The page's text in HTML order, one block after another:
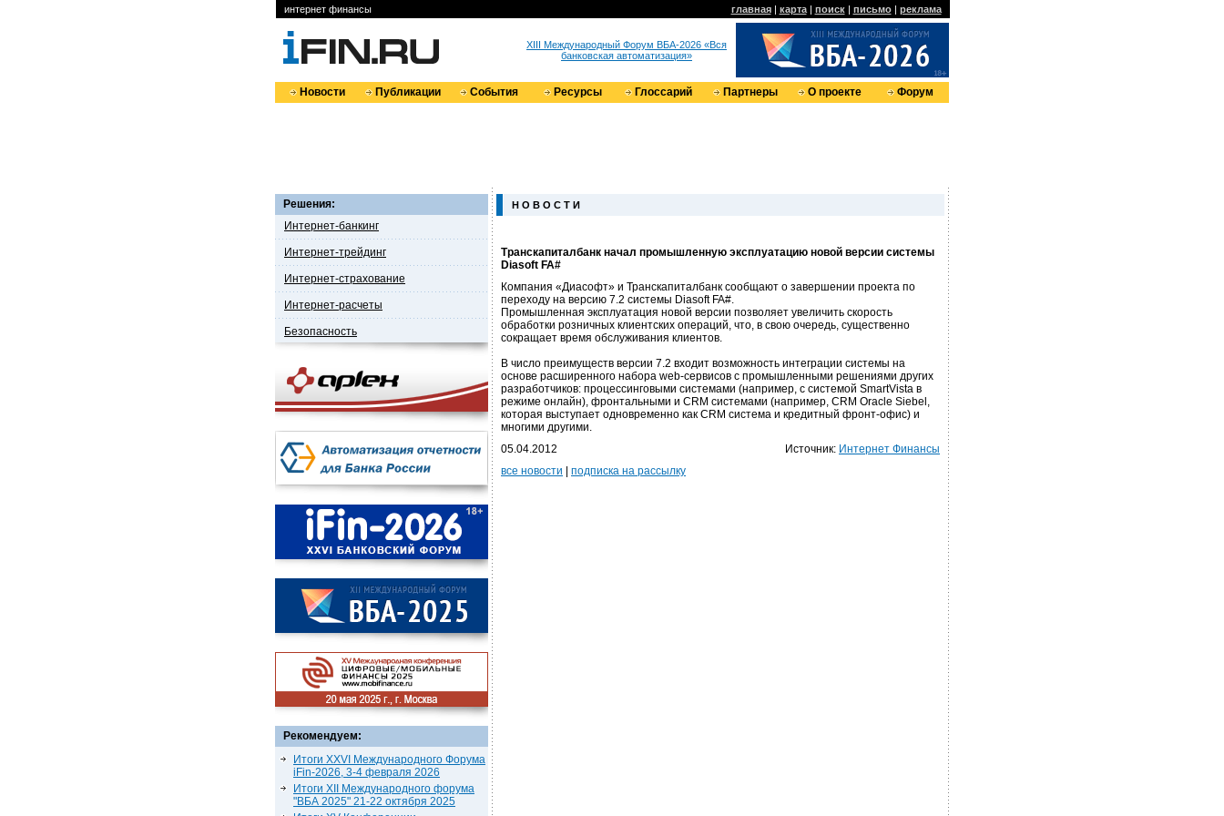
интернет финансы главная| карта| поиск| письмо| реклама
XIII Международный Форум ВБА-2026 «Вся
банковская автоматизация»
Новости Публикации События Ресурсы Глоссарий Партнеры О проекте Форум
Решения:
Интернет-банкинг
Интернет-трейдинг
Интернет-страхование
Интернет-расчеты
Безопасность
Рекомендуем:
Итоги XXVI Международного Форума
iFin-2026, 3-4 февраля 2026
Итоги XII Международного форума
"ВБА 2025" 21-22 октября 2025
Н О В О С Т И
Транскапиталбанк начал промышленную эксплуатацию новой версии системы
Diasoft FA#
Компания «Диасофт» и Транскапиталбанк сообщают о завершении проекта по
переходу на версию 7.2 системы Diasoft FA#.
Промышленная эксплуатация новой версии позволяет увеличить скорость
обработки розничных клиентских операций, что, в свою очередь, существенно
сокращает время обслуживания клиентов.
В число преимуществ версии 7.2 входит возможность интеграции системы на
основе расширенного набора web-сервисов с промышленными решениями других
разработчиков: процессинговыми системами (например, с системой SmartVista в
режиме онлайн), фронтальными и CRM системами (например, CRM Oracle Siеbel,
которая выступает одновременно как CRM система и кредитный фронт-офис) и
многими другими.
05.04.2012
Источник: Интернет Финансы
все новости
подписка на рассылку